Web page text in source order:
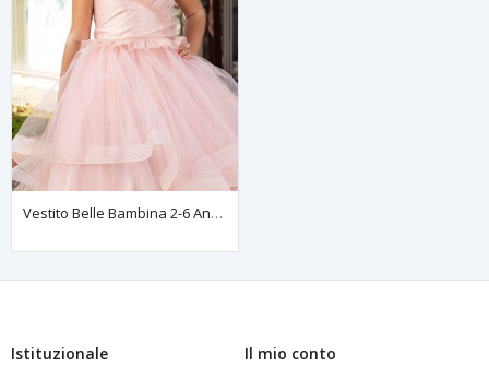
Vestito Belle Bambina 2-6 Anni 20081 Cipria
Istituzionale Il mio conto